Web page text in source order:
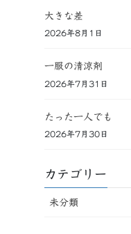
大きな差
2026年8月1日
一服の清涼剤
2026年7月31日
たった一人でも
2026年7月30日
カテゴリー
未分類